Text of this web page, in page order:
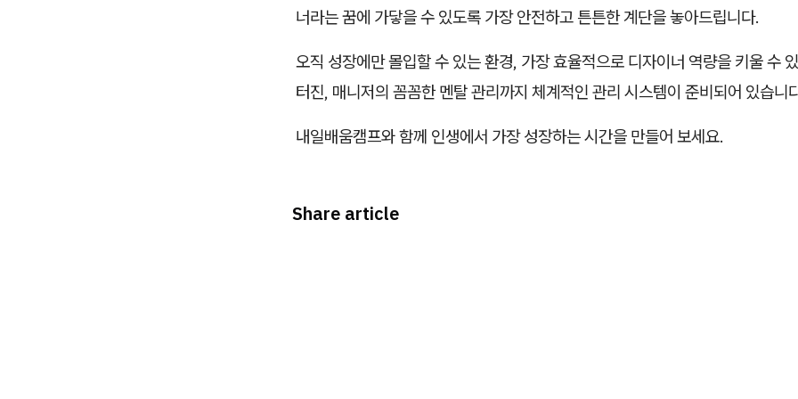
너라는 꿈에 가닿을 수 있도록 가장 안전하고 튼튼한 계단을 놓아드립니다.
오직 성장에만 몰입할 수 있는 환경, 가장 효율적으로 디자이너 역량을 키울 수
터진, 매니저의 꼼꼼한 멘탈 관리까지 체계적인 관리 시스템이 준비되어 있습니
내일배움캠프와 함께 인생에서 가장 성장하는 시간을 만들어 보세요.
Share article